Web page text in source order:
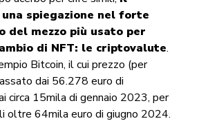
spiegazione nel forte
del mezzo più usato per
di NFT: le criptovalute.
Bitcoin, il cui prezzo (per
dai 56.278 euro di
circa 15mila di gennaio 2023, per
oltre 64mila euro di giugno 2024.